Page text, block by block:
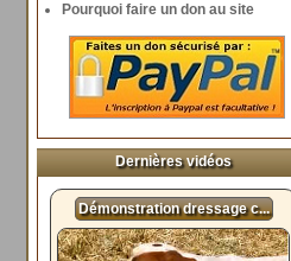
Pourquoi faire un don au site
Dernières vidéos
Démonstration dressage c...